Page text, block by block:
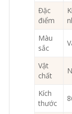
Đặc
điểm
Màu
sắc
Vật
chất
Kích
thước